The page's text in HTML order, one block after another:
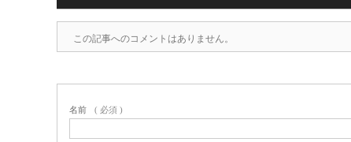
この記事へのコメントはありません。
名前 ( 必須 )